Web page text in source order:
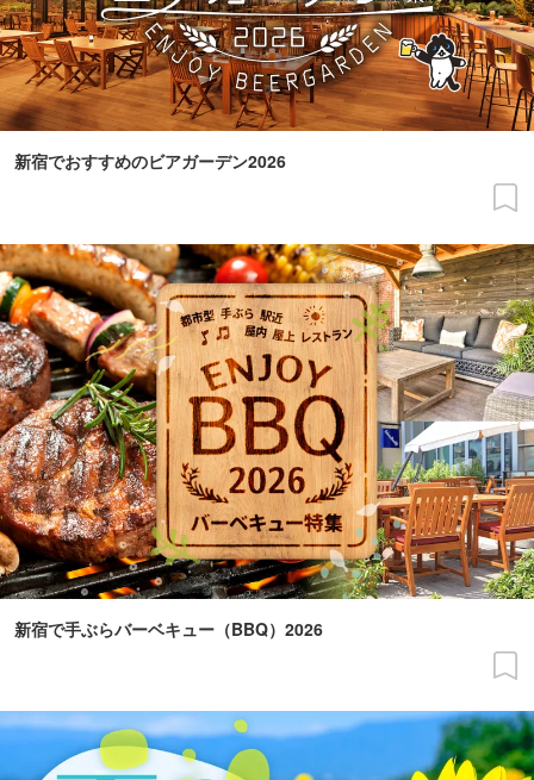
新宿でおすすめのビアガーデン2026
新宿で手ぶらバーベキュー（BBQ）2026